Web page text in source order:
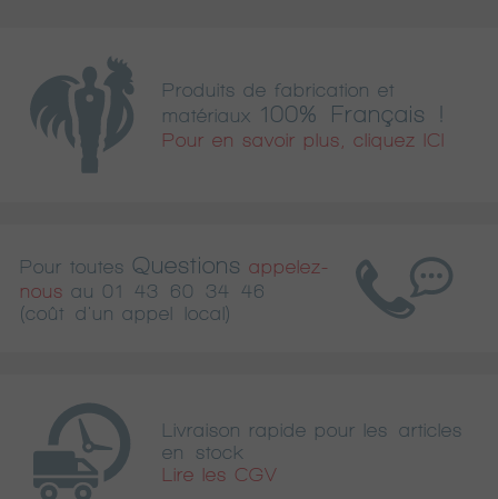
Produits de fabrication et
matériaux
100% Français !
Pour en savoir plus, cliquez ICI
Pour toutes Questions appelez-
nous au 01 43 60 34 46
(coût d'un appel local)
Livraison rapide pour les articles
en stock
Lire les CGV